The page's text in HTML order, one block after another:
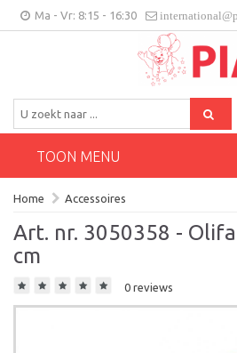
Ma - Vr: 8:15 - 16:30
BE/NL
TOON MENU
Home Accessoires
Art. nr. 3050358 -
cm
0 reviews